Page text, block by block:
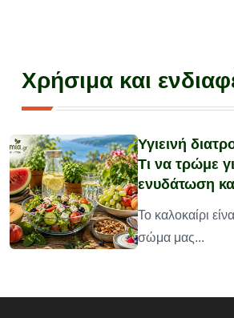
Χρήσιμα και
Υγιεινή
Τι να τρώμε
ενυδάτωση
Το καλοκαίρι
σώμα μας...